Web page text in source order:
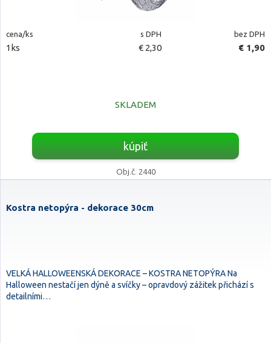
cena/ks s DPH bez DPH
1ks € 2,30 € 1,90
SKLADEM
kúpiť
Obj.č. 2440
Kostra netopýra - dekorace 30cm
VELKÁ HALLOWEENSKÁ DEKORACE – KOSTRA NETOPÝRA Na
Halloween nestačí jen dýně a svíčky – opravdový zážitek přichází s
detailními…